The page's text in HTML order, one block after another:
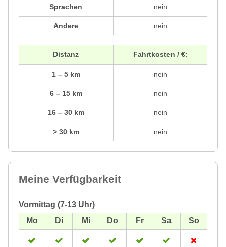
Sprachen
Andere
nein
nein
Distanz
1 – 5 km
6 – 15 km
16 – 30 km
> 30 km
Fahrtkosten / €:
nein
nein
nein
nein
Meine Verfügbarkeit
Vormittag (7-13 Uhr)